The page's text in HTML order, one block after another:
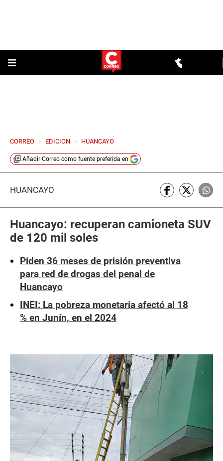
CORREO > EDICION > HUANCAYO
Añadir Correo como fuente preferida en
HUANCAYO
Huancayo: recuperan camioneta SUV
de 120 mil soles
Piden 36 meses de prisión preventiva
para red de drogas del penal de
Huancayo
INEI: La pobreza monetaria afectó al 18
% en Junín, en el 2024